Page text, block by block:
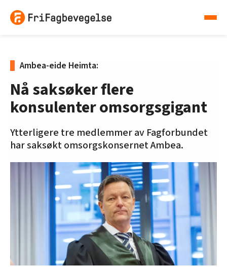
Ambea-eide Heimta:
Nå saksøker flere
konsulenter omsorgsgigant
Ytterligere tre medlemmer av Fagforbundet
har saksøkt omsorgskonsernet Ambea.